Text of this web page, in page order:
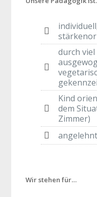
durch
Kind
dem
Zimmer)
Wir stehen für…